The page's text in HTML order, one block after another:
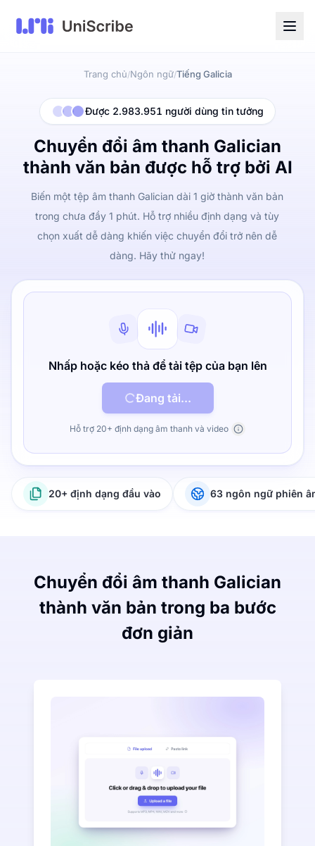
Trang chủ/Ngôn ngữ/Tiếng Galicia
Được 2.983.951 người dùng tin tưởng
Chuyển đổi âm thanh Galician
thành văn bản được hỗ trợ bởi AI
Biến một tệp âm thanh Galician dài 1 giờ thành văn bản
trong chưa đầy 1 phút. Hỗ trợ nhiều định dạng và tùy
chọn xuất dễ dàng khiến việc chuyển đổi trở nên dễ
dàng. Hãy thử ngay!
Nhấp hoặc kéo thả để tải tệp của bạn lên
Đang tải...
Hỗ trợ 20+ định dạng âm thanh và video
20+ định dạng đầu vào 63 ngôn ngữ phiên
Chuyển đổi âm thanh Galician
thành văn bản trong ba bước
đơn giản